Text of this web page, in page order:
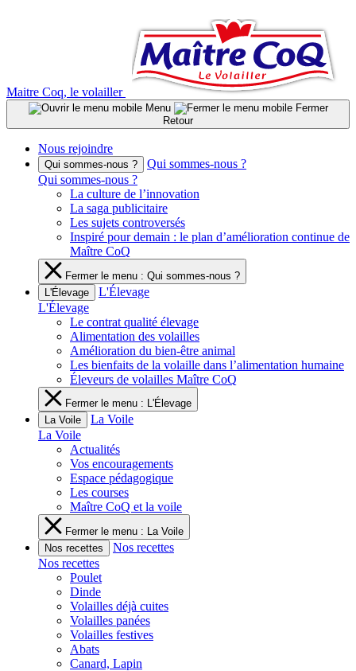
Maitre Coq, le volailler
Menu
Fermer
Retour
Nous rejoindre
Qui sommes-nous ?
Qui sommes-nous ?
Qui sommes-nous ?
La culture de l’innovation
La saga publicitaire
Les sujets controversés
Inspiré pour demain : le plan d’amélioration continue de
Maître CoQ
Fermer le menu : Qui sommes-nous ?
L'Élevage
L'Élevage
L'Élevage
Le contrat qualité élevage
Alimentation des volailles
Amélioration du bien-être animal
Les bienfaits de la volaille dans l’alimentation humaine
Éleveurs de volailles Maître CoQ
Fermer le menu : L'Élevage
La Voile
La Voile
La Voile
Actualités
Vos encouragements
Espace pédagogique
Les courses
Maître CoQ et la voile
Fermer le menu : La Voile
Nos recettes
Nos recettes
Nos recettes
Poulet
Dinde
Volailles déjà cuites
Volailles panées
Volailles festives
Abats
Canard, Lapin